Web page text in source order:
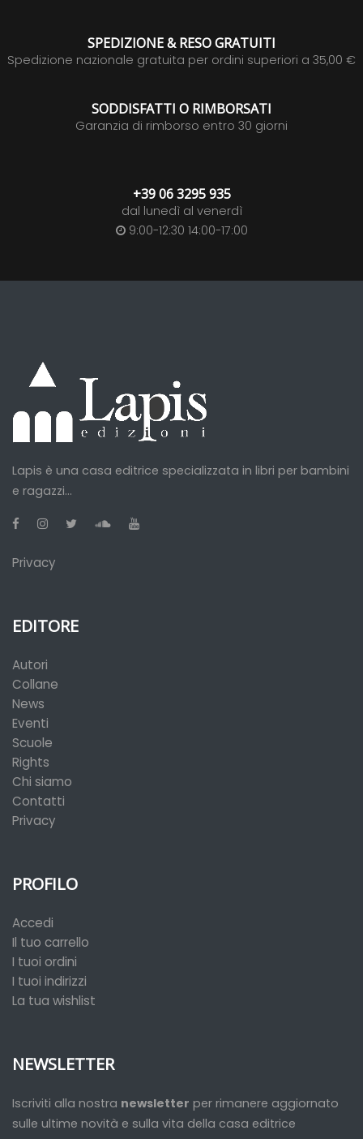
SPEDIZIONE & RESO GRATUITI
Spedizione nazionale gratuita per ordini superiori a 35,00 €
SODDISFATTI O RIMBORSATI
Garanzia di rimborso entro 30 giorni
+39 06 3295 935
dal lunedì al venerdì
9:00-12:30 14:00-17:00
Lapis è una casa editrice specializzata in libri per bambini
e ragazzi...
Privacy
EDITORE
Autori
Collane
News
Eventi
Scuole
Rights
Chi siamo
Contatti
Privacy
PROFILO
Accedi
Il tuo carrello
I tuoi ordini
I tuoi indirizzi
La tua wishlist
NEWSLETTER
Iscriviti alla nostra newsletter per rimanere aggiornato
sulle ultime novità e sulla vita della casa editrice